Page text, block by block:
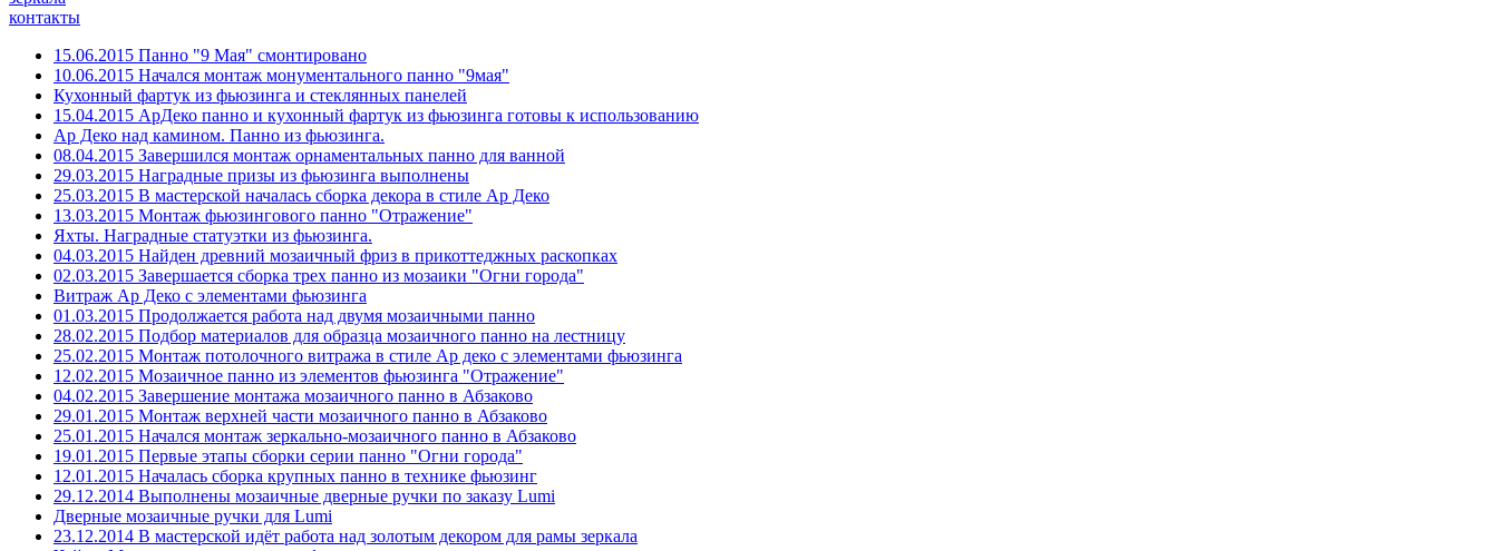
контакты
15.06.2015 Панно "9 Мая" смонтировано
10.06.2015 Начался монтаж монументального панно "9мая"
Кухонный фартук из фьюзинга и стеклянных панелей
15.04.2015 АрДеко панно и кухонный фартук из фьюзинга готовы к использованию
Ар Деко над камином. Панно из фьюзинга.
08.04.2015 Завершился монтаж орнаментальных панно для ванной
29.03.2015 Наградные призы из фьюзинга выполнены
25.03.2015 В мастерской началась сборка декора в стиле Ар Деко
13.03.2015 Монтаж фьюзингового панно "Отражение"
Яхты. Наградные статуэтки из фьюзинга.
04.03.2015 Найден древний мозаичный фриз в прикоттеджных раскопках
02.03.2015 Завершается сборка трех панно из мозаики "Огни города"
Витраж Ар Деко с элементами фьюзинга
01.03.2015 Продолжается работа над двумя мозаичными панно
28.02.2015 Подбор материалов для образца мозаичного панно на лестницу
25.02.2015 Монтаж потолочного витража в стиле Ар деко с элементами фьюзинга
12.02.2015 Мозаичное панно из элементов фьюзинга "Отражение"
04.02.2015 Завершение монтажа мозаичного панно в Абзаково
29.01.2015 Монтаж верхней части мозаичного панно в Абзаково
25.01.2015 Начался монтаж зеркально-мозаичного панно в Абзаково
19.01.2015 Первые этапы сборки серии панно "Огни города"
12.01.2015 Началась сборка крупных панно в технике фьюзинг
29.12.2014 Выполнены мозаичные дверные ручки по заказу Lumi
Дверные мозаичные ручки для Lumi
23.12.2014 В мастерской идёт работа над золотым декором для рамы зеркала